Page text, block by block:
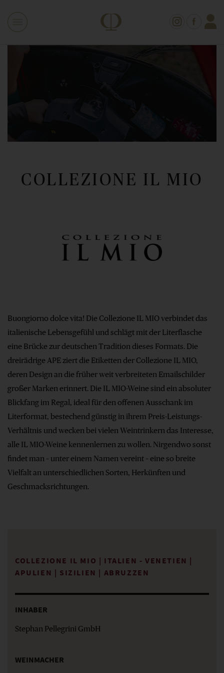
COLLEZIONE IL MIO
Buongiorno dolce vita! Die Collezione IL MIO verbindet das
italienische Lebensgefühl und schlägt mit der Literflasche
eine Brücke zur deutschen Tradition dieses Formats. Die
dreirädrige APE ziert die Etiketten der Collezione IL MIO,
deren Design an die früher weit verbreiteten Emailschilder
großer Marken erinnert. Die IL MIO-Weine sind ein absoluter
Blickfang im Regal, ideal für den offenen Ausschank im
Literformat, bestechend günstig in ihrem Preis-Leistungs-
Verhältnis und wecken bei vielen Weintrinkern das Interesse,
alle IL MIO-Weine kennenlernen zu wollen. Nirgendwo sonst
findet man – unter einem Namen vereint – eine so breite
Vielfalt an unterschiedlichen Sorten, Herkünften und
Geschmacksrichtungen.
COLLEZIONE IL MIO | ITALIEN ‐ VENETIEN |
APULIEN | SIZILIEN | ABRUZZEN
INHABER
Stephan Pellegrini GmbH
WEINMACHER